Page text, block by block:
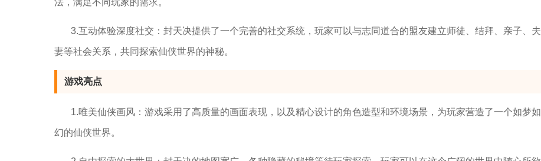
3.互动体验深度社交：封天决提供了一个完善的社交系统，玩家可以与志同道合的盟友建立师徒、结拜、亲子、夫
妻等社会关系，共同探索仙侠世界的神秘。
游戏亮点
1.唯美仙侠画风：游戏采用了高质量的画面表现，以及精心设计的角色造型和环境场景，为玩家营造了一个如梦如
幻的仙侠世界。